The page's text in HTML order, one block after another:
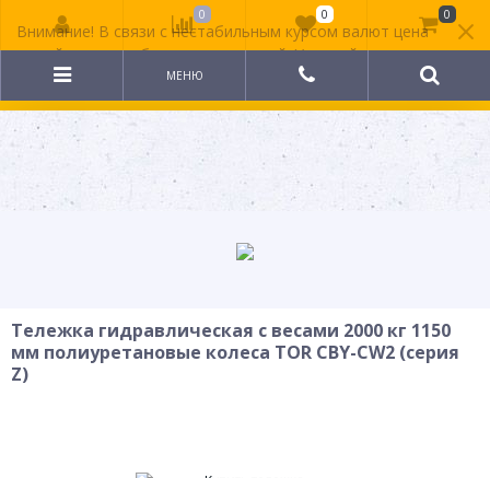
Внимание! В связи с нестабильным курсом валют цена
на сайте может быть неактуальной. Уточняйте
стоимость у менеджера.
МЕНЮ
Тележка гидравлическая с весами 2000 кг 1150
мм полиуретановые колеса TOR CBY-CW2 (серия
Z)
0 0 0